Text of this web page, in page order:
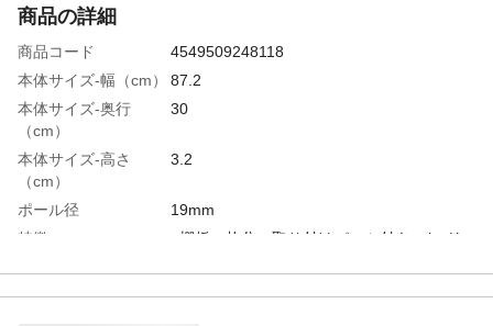
商品の詳細
商品コード
4549509248118
本体サイズ-幅（cm）
87.2
本体サイズ-奥行
（cm）
30
本体サイズ-高さ
（cm）
3.2
ポール径
19mm
特徴
●棚板一枚分の取り付けパーツ付き。(スリ